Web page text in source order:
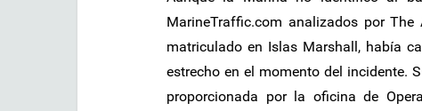
MarineTraffic.com analizados por The
matriculado en Islas Marshall, había
estrecho en el momento del incidente.
proporcionada por la oficina de